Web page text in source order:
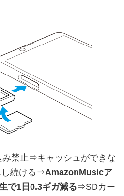
み禁止⇒キャッシュができな
し続ける⇒AmazonMusicア
で1日0.3ギガ減る⇒SDカー